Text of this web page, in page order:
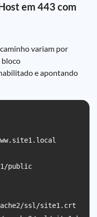
em 443 com
variam por
bloco
e apontando
public
ssl/site1.crt